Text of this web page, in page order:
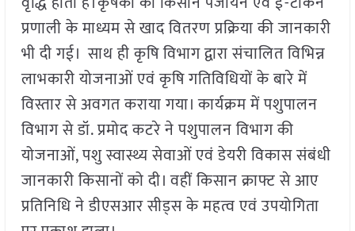
प्रणाली के माध्यम से खाद वितरण प्रक्रिया की जानकारी
भी दी गई। साथ ही कृषि विभाग द्वारा संचालित विभिन्न
लाभकारी योजनाओं एवं कृषि गतिविधियों के बारे में
विस्तार से अवगत कराया गया। कार्यक्रम में पशुपालन
विभाग से डॉ. प्रमोद कटरे ने पशुपालन विभाग की
योजनाओं, पशु स्वास्थ्य सेवाओं एवं डेयरी विकास संबंधी
जानकारी किसानों को दी। वहीं किसान क्राफ्ट से आए
प्रतिनिधि ने डीएसआर सीड्स के महत्व एवं उपयोगिता